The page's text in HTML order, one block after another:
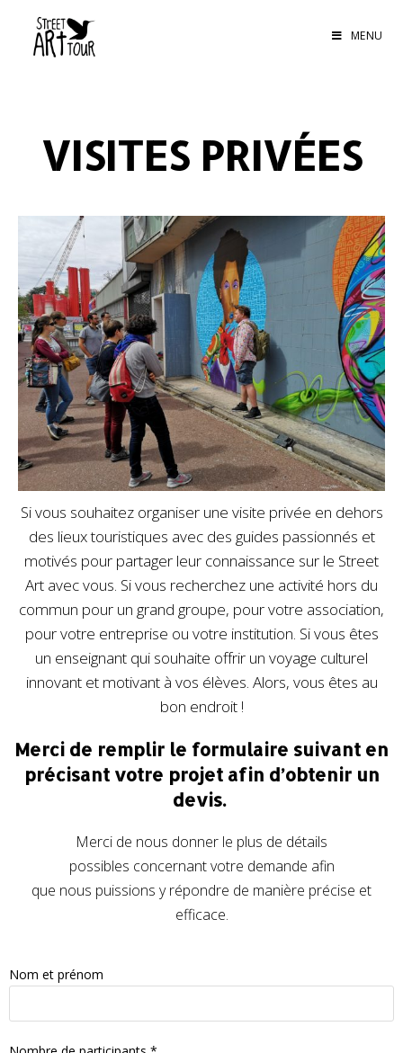
MENU
VISITES PRIVÉES
Si vous souhaitez organiser une visite privée en dehors
des lieux touristiques avec des guides passionnés et
motivés pour partager leur connaissance sur le Street
Art avec vous. Si vous recherchez une activité hors du
commun pour un grand groupe, pour votre association,
pour votre entreprise ou votre institution. Si vous êtes
un enseignant qui souhaite offrir un voyage culturel
innovant et motivant à vos élèves. Alors, vous êtes au
bon endroit !
Merci de remplir le formulaire suivant en
précisant votre projet afin d’obtenir un
devis.
Merci de nous donner le plus de détails
possibles concernant votre demande afin
que nous puissions y répondre de manière précise et
efficace.
Nom et prénom